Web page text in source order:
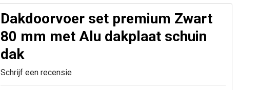
Dakdoorvoer set premium Zwart
80 mm met Alu dakplaat schuin
dak
Schrijf een recensie